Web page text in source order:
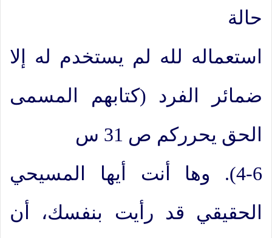
حالة
استعماله لله لم يستخدم له إلا
ضمائر الفرد (كتابهم المسمى
الحق يحرركم ص 31 س
4-6). وها أنت أيها المسيحي
الحقيقي قد رأيت بنفسك، أن